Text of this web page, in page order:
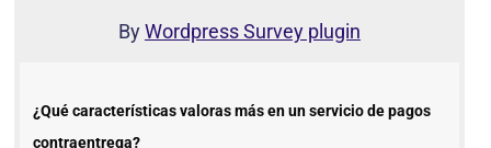
ByWordpress Survey plugin
¿Qué características valoras más en un servicio de pagos
contraentrega?